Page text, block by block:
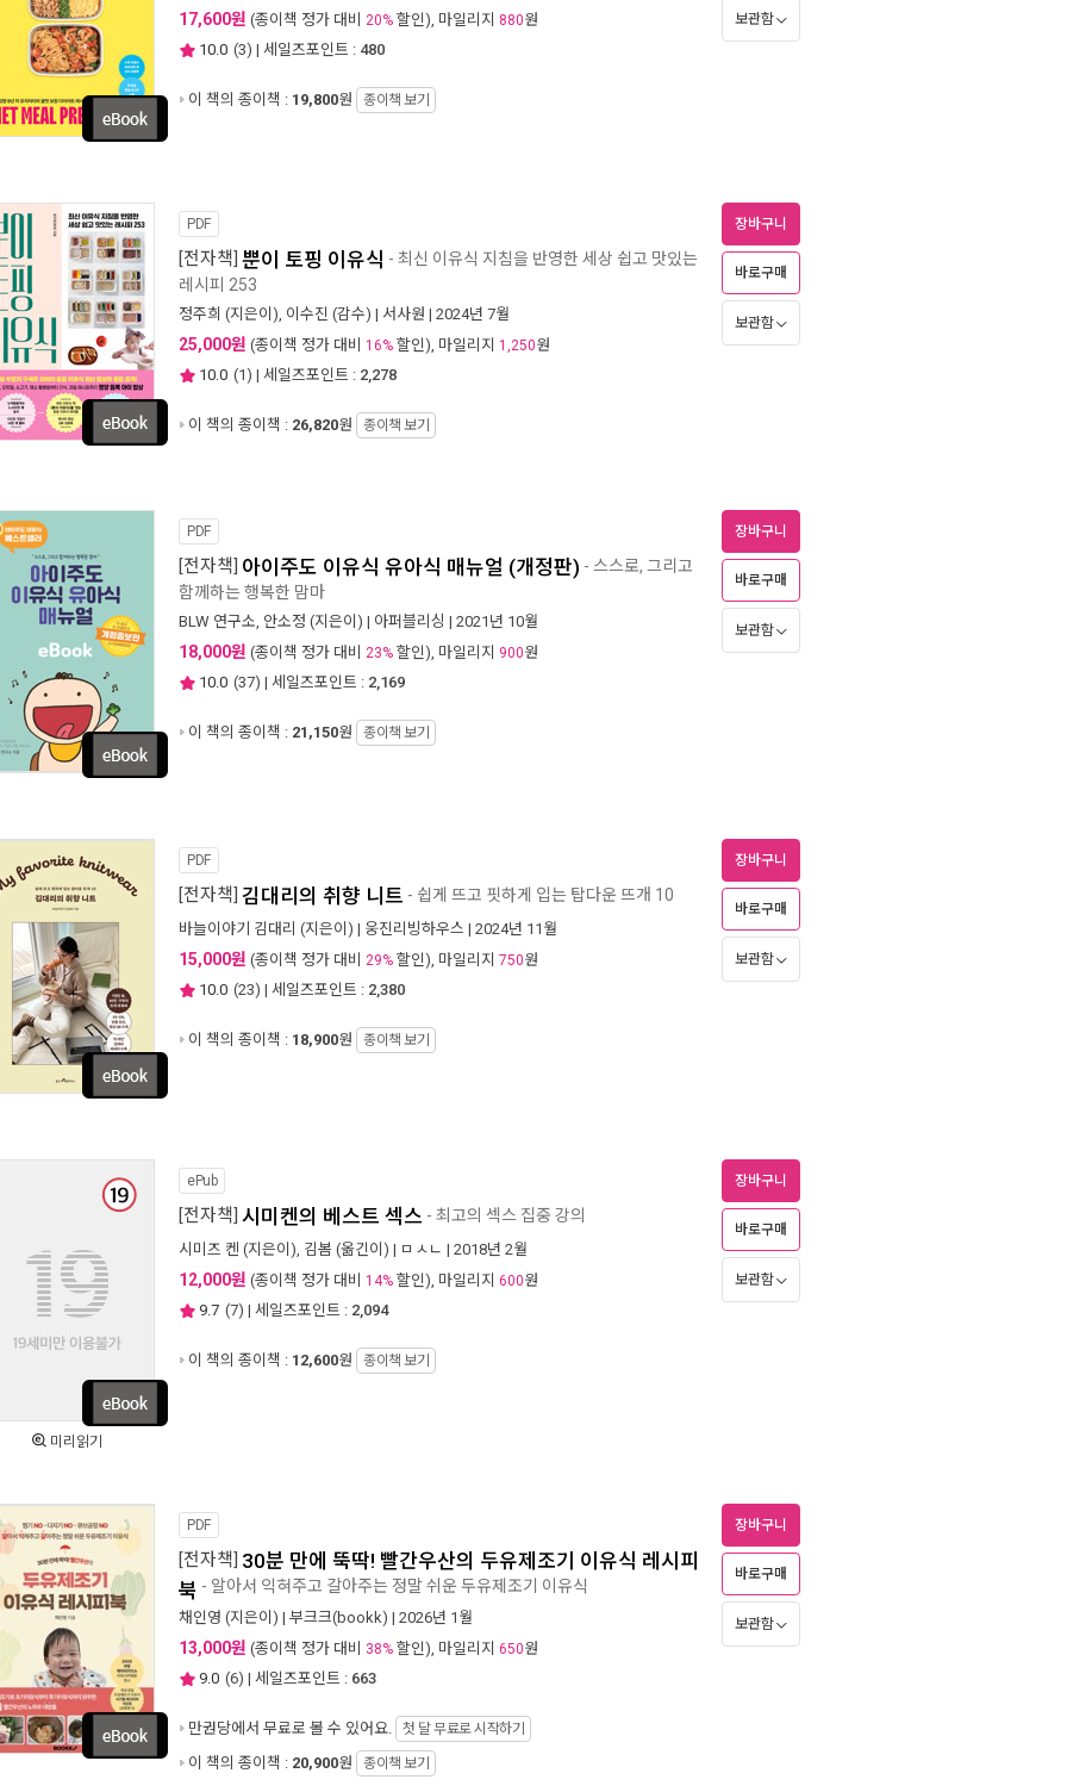
17,600원 (종이책 정가 대비 20% 할인), 마일리지 880원
10.0 (3) | 세일즈포인트 : 480
이 책의 종이책 : 19,800원 종이책 보기
보관함
PDF
[전자책] 뿐이 토핑 이유식 - 최신 이유식 지침을 반영한 세상 쉽고 맛있는
레시피 253
정주희 (지은이), 이수진 (감수) | 서사원 | 2024년 7월
25,000원 (종이책 정가 대비 16% 할인), 마일리지 1,250원
10.0 (1) | 세일즈포인트 : 2,278
이 책의 종이책 : 26,820원 종이책 보기
장바구니
바로구매
보관함
PDF
[전자책] 아이주도 이유식 유아식 매뉴얼 (개정판) - 스스로, 그리고
함께하는 행복한 맘마
BLW 연구소, 안소정 (지은이) | 아퍼블리싱 | 2021년 10월
18,000원 (종이책 정가 대비 23% 할인), 마일리지 900원
10.0 (37) | 세일즈포인트 : 2,169
이 책의 종이책 : 21,150원 종이책 보기
장바구니
바로구매
보관함
PDF
[전자책] 김대리의 취향 니트 - 쉽게 뜨고 핏하게 입는 탑다운 뜨개 10
바늘이야기 김대리 (지은이) | 웅진리빙하우스 | 2024년 11월
15,000원 (종이책 정가 대비 29% 할인), 마일리지 750원
10.0 (23) | 세일즈포인트 : 2,380
이 책의 종이책 : 18,900원 종이책 보기
장바구니
바로구매
보관함
미리읽기
ePub
[전자책] 시미켄의 베스트 섹스 - 최고의 섹스 집중 강의
시미즈 켄 (지은이), 김봄 (옮긴이) | ㅁㅅㄴ | 2018년 2월
12,000원 (종이책 정가 대비 14% 할인), 마일리지 600원
9.7 (7) | 세일즈포인트 : 2,094
이 책의 종이책 : 12,600원 종이책 보기
장바구니
바로구매
보관함
PDF
[전자책] 30분 만에 뚝딱! 빨간우산의 두유제조기 이유식 레시피
북 - 알아서 익혀주고 갈아주는 정말 쉬운 두유제조기 이유식
채인영 (지은이) | 부크크(bookk) | 2026년 1월
13,000원 (종이책 정가 대비 38% 할인), 마일리지 650원
9.0 (6) | 세일즈포인트 : 663
만권당에서 무료로 볼 수 있어요. 첫 달 무료로 시작하기
이 책의 종이책 : 20,900원 종이책 보기
장바구니
바로구매
보관함